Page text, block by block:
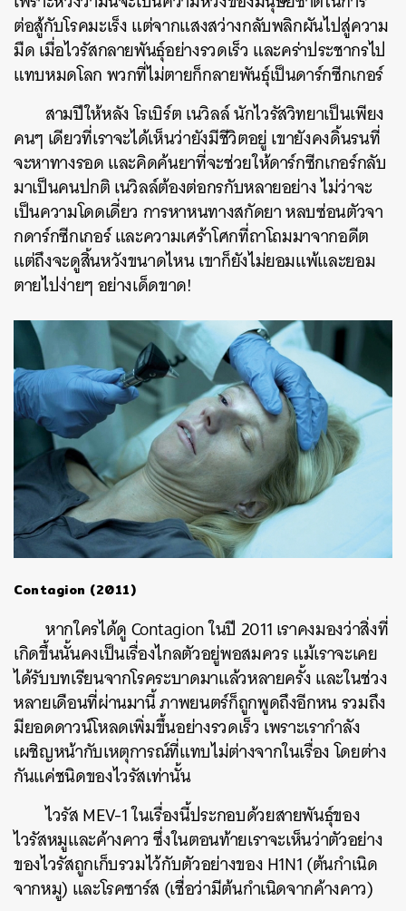
ต่อสู้กับโรคมะเร็ง แต่จากแสงสว่างกลับพลิกผันไปสู่ความ
มืด เมื่อไวรัสกลายพันธุ์อย่างรวดเร็ว และคร่าประชากรไป
แทบหมดโลก พวกที่ไม่ตายก็กลายพันธุ์เป็นดาร์กซีกเกอร์
สามปีให้หลัง โรเบิร์ต เนวิลล์ นักไวรัสวิทยาเป็นเพียง
คนๆ เดียวที่เราจะได้เห็นว่ายังมีชีวิตอยู่ เขายังคงดิ้นรนที่
จะหาทางรอด และคิดค้นยาที่จะช่วยให้ดาร์กซีกเกอร์กลับ
มาเป็นคนปกติ เนวิลล์ต้องต่อกรกับหลายอย่าง ไม่ว่าจะ
เป็นความโดดเดี่ยว การหาหนทางสกัดยา หลบซ่อนตัวจา
กดาร์กซีกเกอร์ และความเศร้าโศกที่ถาโถมมาจากอดีต
แต่ถึงจะดูสิ้นหวังขนาดไหน เขาก็ยังไม่ยอมแพ้และยอม
ตายไปง่ายๆ อย่างเด็ดขาด!
Contagion (2011)
หากใครได้ดู Contagion ในปี 2011 เราคงมองว่าสิ่งที่
เกิดขึ้นนั้นคงเป็นเรื่องไกลตัวอยู่พอสมควร แม้เราจะเคย
ได้รับบทเรียนจากโรคระบาดมาแล้วหลายครั้ง และในช่วง
หลายเดือนที่ผ่านมานี้ ภาพยนตร์ก็ถูกพูดถึงอีกหน รวมถึง
มียอดดาวน์โหลดเพิ่มขึ้นอย่างรวดเร็ว เพราะเรากำลัง
เผชิญหน้ากับเหตุการณ์ที่แทบไม่ต่างจากในเรื่อง โดยต่าง
กันแค่ชนิดของไวรัสเท่านั้น
ไวรัส MEV-1 ในเรื่องนี้ประกอบด้วยสายพันธุ์ของ
ไวรัสหมูและค้างคาว ซึ่งในตอนท้ายเราจะเห็นว่าตัวอย่าง
ของไวรัสถูกเก็บรวมไว้กับตัวอย่างของ H1N1 (ต้นกำเนิด
จากหมู) และโรคซาร์ส (เชื่อว่ามีต้นกำเนิดจากค้างคาว)